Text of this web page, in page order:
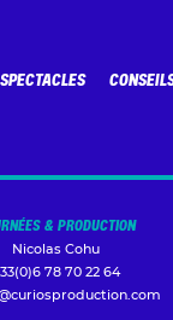
SPECTACLES
& PRODUCTION
Nicolas Cohu
78 70 22 64